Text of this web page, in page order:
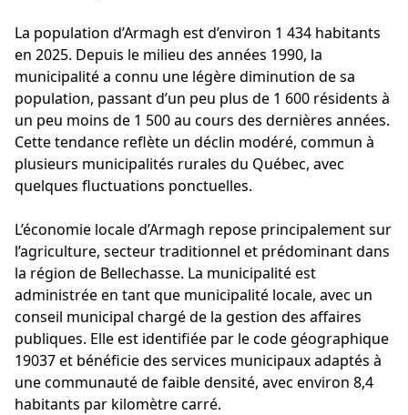
La population d’Armagh est d’environ 1 434 habitants
en 2025. Depuis le milieu des années 1990, la
municipalité a connu une légère diminution de sa
population, passant d’un peu plus de 1 600 résidents à
un peu moins de 1 500 au cours des dernières années.
Cette tendance reflète un déclin modéré, commun à
plusieurs municipalités rurales du Québec, avec
quelques fluctuations ponctuelles.
L’économie locale d’Armagh repose principalement sur
l’agriculture, secteur traditionnel et prédominant dans
la région de Bellechasse. La municipalité est
administrée en tant que municipalité locale, avec un
conseil municipal chargé de la gestion des affaires
publiques. Elle est identifiée par le code géographique
19037 et bénéficie des services municipaux adaptés à
une communauté de faible densité, avec environ 8,4
habitants par kilomètre carré.